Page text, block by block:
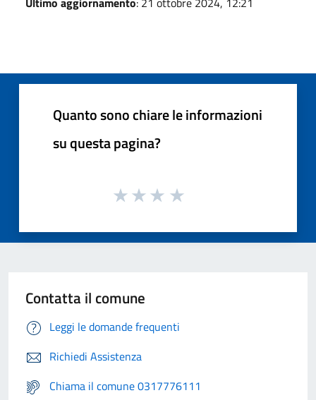
Quanto sono chiare le informazioni
su questa pagina?
Contatta il comune
Leggi le domande frequenti
Richiedi Assistenza
Chiama il comune 0317776111